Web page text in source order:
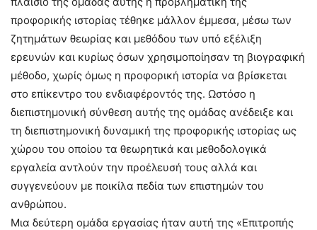
προφορικής ιστορίας τέθηκε μάλλον έμμεσα, μέσω των
ζητημάτων θεωρίας και μεθόδου των υπό εξέλιξη
ερευνών και κυρίως όσων χρησιμοποίησαν τη βιογραφική
μέθοδο, χωρίς όμως η προφορική ιστορία να βρίσκεται
στο επίκεντρο του ενδιαφέροντός της. Ωστόσο η
διεπιστημονική σύνθεση αυτής της ομάδας ανέδειξε και
τη διεπιστημονική δυναμική της προφορικής ιστορίας ως
χώρου του οποίου τα θεωρητικά και μεθοδολογικά
εργαλεία αντλούν την προέλευσή τους αλλά και
συγγενεύουν με ποικίλα πεδία των επιστημών του
ανθρώπου.
Μια δεύτερη ομάδα εργασίας ήταν αυτή της «Επιτροπής